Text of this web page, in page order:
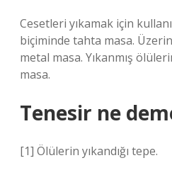
Cesetleri yıkamak için
biçiminde tahta masa.
metal masa. Yıkanmış
masa.
Tenesir ne
[1] Ölülerin yıkandığı tepe.